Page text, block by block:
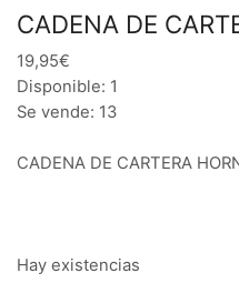
CADENA DE
19,95€
Disponible: 1
Se vende: 13
CADENA DE CARTERA
Hay existencias